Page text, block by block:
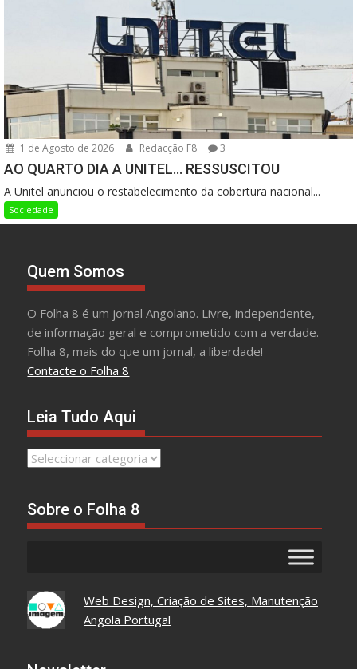
1 de Agosto de 2026 Redacção F8 3
AO QUARTO DIA A UNITEL… RESSUSCITOU
A Unitel anunciou o restabelecimento da cobertura nacional...
Sociedade
Quem Somos
O Folha 8 é um jornal Angolano. Livre, independente,
de informação geral e comprometido com a verdade.
Folha 8, mais do que um jornal, a liberdade!
Contacte o Folha 8
Leia Tudo Aqui
Leia
Sobre o Folha 8
Web Design, Criação de Sites, Manutenção
Angola Portugal